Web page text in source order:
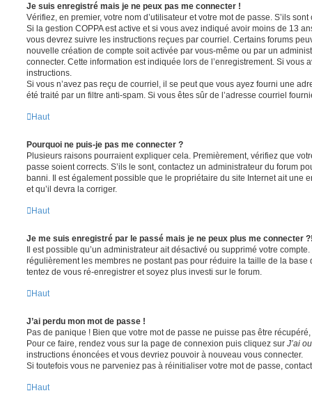
Je suis enregistré mais je ne peux pas me connecter !
Vérifiez, en premier, votre nom d’utilisateur et votre mot de passe. S’ils
Si la gestion COPPA est active et si vous avez indiqué avoir moins de 13
vous devrez suivre les instructions reçues par courriel. Certains forums
nouvelle création de compte soit activée par vous-même ou par un
connecter. Cette information est indiquée lors de l’enregistrement. Si vous
instructions.
Si vous n’avez pas reçu de courriel, il se peut que vous ayez fourni une
été traité par un filtre anti-spam. Si vous êtes sûr de l’adresse courriel
Haut
Pourquoi ne puis-je pas me connecter ?
Plusieurs raisons pourraient expliquer cela. Premièrement, vérifiez que
passe soient corrects. S’ils le sont, contactez un administrateur du forum
banni. Il est également possible que le propriétaire du site Internet ait une
et qu’il devra la corriger.
Haut
Je me suis enregistré par le passé mais je ne peux plus me connecter
Il est possible qu’un administrateur ait désactivé ou supprimé votre
régulièrement les membres ne postant pas pour réduire la taille de la base
tentez de vous ré-enregistrer et soyez plus investi sur le forum.
Haut
J’ai perdu mon mot de passe !
Pas de panique ! Bien que votre mot de passe ne puisse pas être
Pour ce faire, rendez vous sur la page de connexion puis cliquez sur J’ai
instructions énoncées et vous devriez pouvoir à nouveau vous connecter.
Si toutefois vous ne parveniez pas à réinitialiser votre mot de passe,
Haut